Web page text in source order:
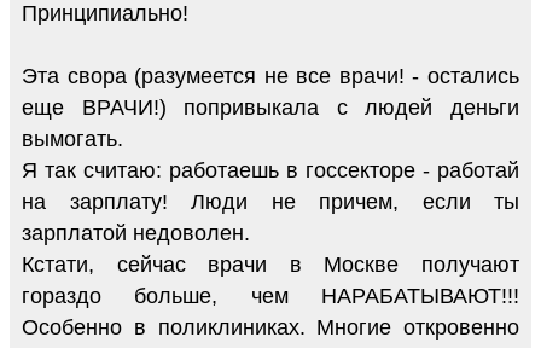
Принципиально!
Эта свора (разумеется не все врачи! - остались
еще ВРАЧИ!) попривыкала с людей деньги
вымогать.
Я так считаю: работаешь в госсекторе - работай
на зарплату! Люди не причем, если ты
зарплатой недоволен.
Кстати, сейчас врачи в Москве получают
гораздо больше, чем НАРАБАТЫВАЮТ!!!
Особенно в поликлиниках. Многие откровенно